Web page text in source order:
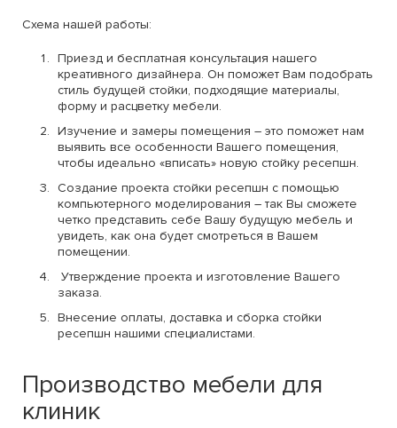
Схема нашей работы:
Приезд и бесплатная консультация нашего
креативного дизайнера. Он поможет Вам подобрать
стиль будущей стойки, подходящие материалы,
форму и расцветку мебели.
Изучение и замеры помещения – это поможет нам
выявить все особенности Вашего помещения,
чтобы идеально «вписать» новую стойку ресепшн.
Создание проекта стойки ресепшн с помощью
компьютерного моделирования – так Вы сможете
четко представить себе Вашу будущую мебель и
увидеть, как она будет смотреться в Вашем
помещении.
Утверждение проекта и изготовление Вашего
заказа.
Внесение оплаты, доставка и сборка стойки
ресепшн нашими специалистами.
Производство мебели для
клиник